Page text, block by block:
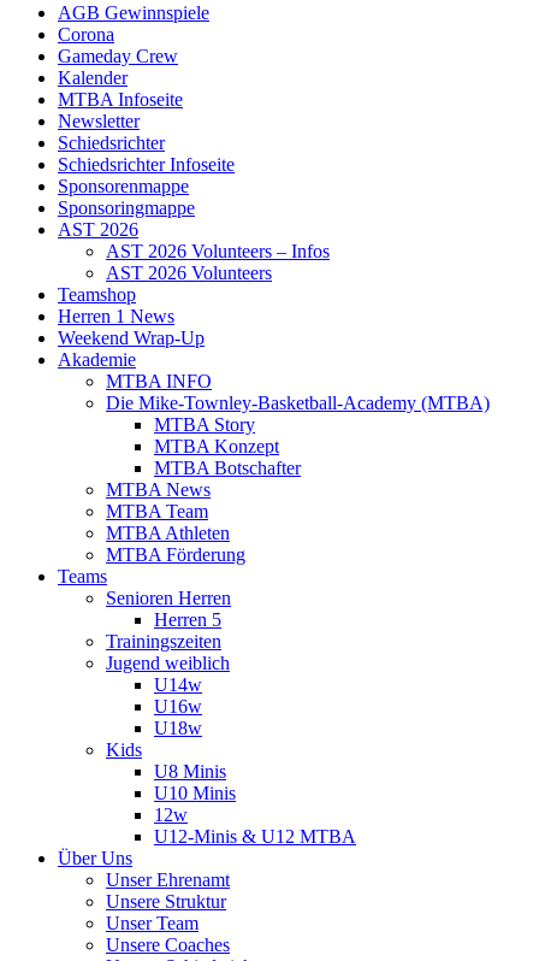
AGB Gewinnspiele
Corona
Gameday Crew
Kalender
MTBA Infoseite
Newsletter
Schiedsrichter
Schiedsrichter Infoseite
Sponsorenmappe
Sponsoringmappe
AST 2026
AST 2026 Volunteers – Infos
AST 2026 Volunteers
Teamshop
Herren 1 News
Weekend Wrap-Up
Akademie
MTBA INFO
Die Mike-Townley-Basketball-Academy (MTBA)
MTBA Story
MTBA Konzept
MTBA Botschafter
MTBA News
MTBA Team
MTBA Athleten
MTBA Förderung
Teams
Senioren Herren
Herren 5
Trainingszeiten
Jugend weiblich
U14w
U16w
U18w
Kids
U8 Minis
U10 Minis
12w
U12-Minis & U12 MTBA
Über Uns
Unser Ehrenamt
Unsere Struktur
Unser Team
Unsere Coaches